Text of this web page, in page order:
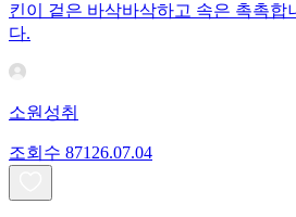
킨이 겉은 바삭바삭하고 속은 촉촉합
다.
소원성취
조회수 871 26.07.04